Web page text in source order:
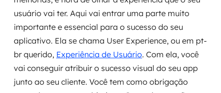
usuário vai ter. Aqui vai entrar uma parte muito
importante e essencial para o sucesso do seu
aplicativo. Ela se chama User Experience, ou em pt-
br querido, Experiência de Usuário. Com ela, você
vai conseguir atribuir o sucesso visual do seu app
junto ao seu cliente. Você tem como obrigação